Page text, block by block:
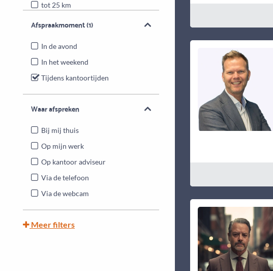
tot 25 km
Heel Nederland
Afspraakmoment(1)
In de avond
In het weekend
Tijdens kantoortijden
Waar afspreken
Bij mij thuis
Op mijn werk
Op kantoor adviseur
Via de telefoon
Via de webcam
Meer filters